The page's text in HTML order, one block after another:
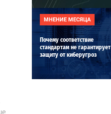
МНЕНИЕ МЕСЯЦА
Почему соответствие
стандартам не гарантирует
защиту от киберугроз